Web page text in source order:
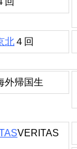
北４回
外帰国生
VERITAS